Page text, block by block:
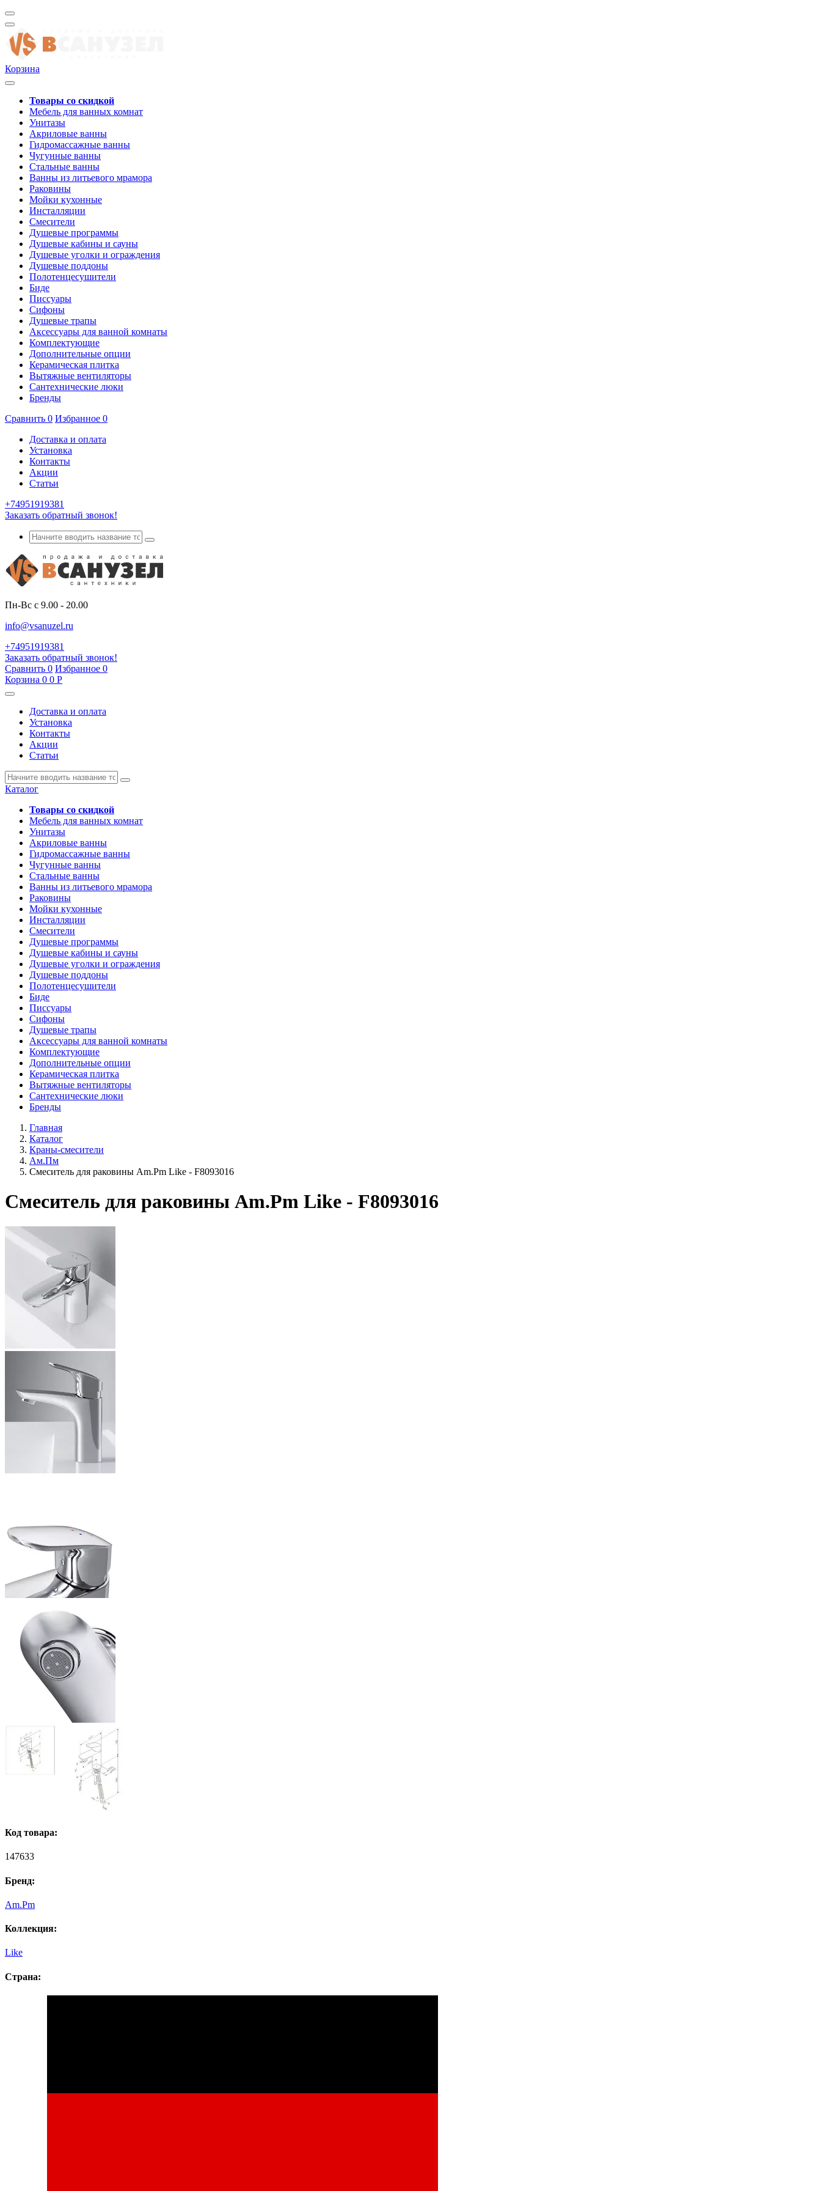
Корзина
Товары со скидкой
Мебель для ванных комнат
Унитазы
Акриловые ванны
Гидромассажные ванны
Чугунные ванны
Стальные ванны
Ванны из литьевого мрамора
Раковины
Мойки кухонные
Инсталляции
Смесители
Душевые программы
Душевые кабины и сауны
Душевые уголки и ограждения
Душевые поддоны
Полотенцесушители
Биде
Писсуары
Сифоны
Душевые трапы
Аксессуары для ванной комнаты
Комплектующие
Дополнительные опции
Керамическая плитка
Вытяжные вентиляторы
Сантехнические люки
Бренды
Сравнить 0 Избранное 0
Доставка и оплата
Установка
Контакты
Акции
Статьи
+74951919381
Заказать обратный звонок!
Пн-Вс с 9.00 - 20.00
info@vsanuzel.ru
+74951919381
Заказать обратный звонок!
Сравнить 0 Избранное 0
Корзина 0 0 Р
Доставка и оплата
Установка
Контакты
Акции
Статьи
Каталог
Товары со скидкой
Мебель для ванных комнат
Унитазы
Акриловые ванны
Гидромассажные ванны
Чугунные ванны
Стальные ванны
Ванны из литьевого мрамора
Раковины
Мойки кухонные
Инсталляции
Смесители
Душевые программы
Душевые кабины и сауны
Душевые уголки и ограждения
Душевые поддоны
Полотенцесушители
Биде
Писсуары
Сифоны
Душевые трапы
Аксессуары для ванной комнаты
Комплектующие
Дополнительные опции
Керамическая плитка
Вытяжные вентиляторы
Сантехнические люки
Бренды
Главная
Каталог
Краны-смесители
Ам.Пм
Смеситель для раковины Am.Pm Like - F8093016
Смеситель для раковины Am.Pm Like - F8093016
Код товара:
147633
Бренд:
Am.Pm
Коллекция:
Like
Страна: